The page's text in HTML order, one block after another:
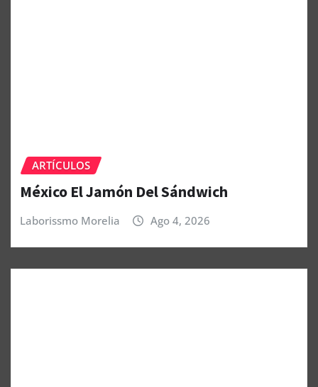
ARTÍCULOS
México El Jamón Del Sándwich
Laborissmo Morelia Ago 4, 2026